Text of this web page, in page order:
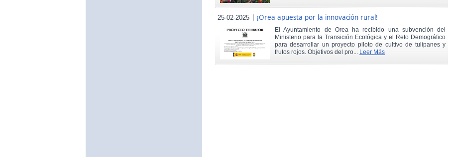
25-02-2025 ¡Orea apuesta por la innovación rural!
El Ayuntamiento de Orea ha recibido una subvención del
Ministerio para la Transición Ecológica y el Reto Demográfico
para desarrollar un proyecto piloto de cultivo de tulipanes y
frutos rojos. Objetivos del pro... Leer Más